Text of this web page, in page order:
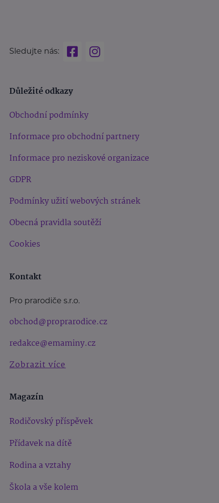
Sledujte nás:
Důležité odkazy
Obchodní podmínky
Informace pro obchodní partnery
Informace pro neziskové organizace
GDPR
Podmínky užití webových stránek
Obecná pravidla soutěží
Cookies
Kontakt
Pro prarodiče s.r.o.
obchod@proprarodice.cz
redakce@emaminy.cz
Zobrazit více
Magazín
Rodičovský příspěvek
Přídavek na dítě
Rodina a vztahy
Škola a vše kolem